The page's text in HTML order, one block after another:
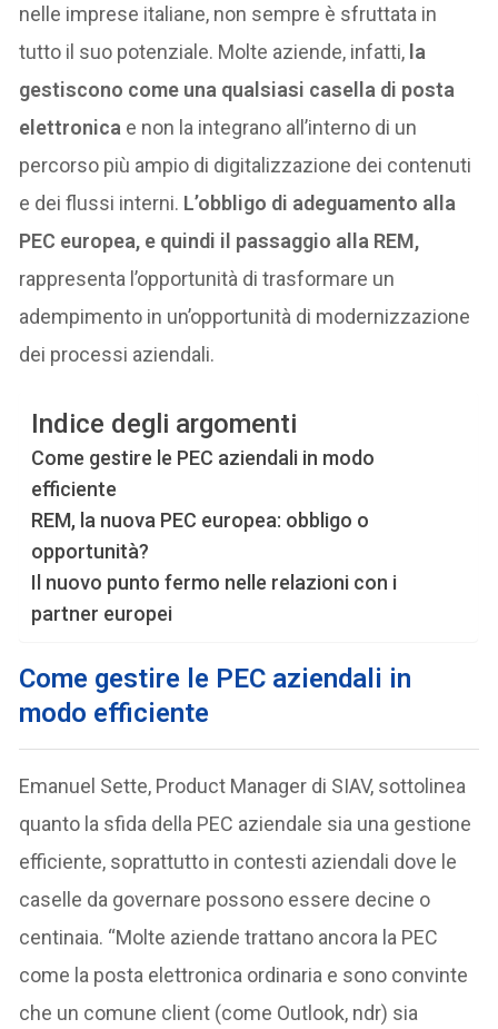
nelle imprese italiane, non sempre è sfruttata in
tutto il suo potenziale. Molte aziende, infatti, la
gestiscono come una qualsiasi casella di posta
elettronica e non la integrano all’interno di un
percorso più ampio di digitalizzazione dei contenuti
e dei flussi interni. L’obbligo di adeguamento alla
PEC europea, e quindi il passaggio alla REM,
rappresenta l’opportunità di trasformare un
adempimento in un’opportunità di modernizzazione
dei processi aziendali.
Indice degli argomenti
Come gestire le PEC aziendali in modo
efficiente
REM, la nuova PEC europea: obbligo o
opportunità?
Il nuovo punto fermo nelle relazioni con i
partner europei
Come gestire le PEC aziendali in
modo efficiente
Emanuel Sette, Product Manager di SIAV, sottolinea
quanto la sfida della PEC aziendale sia una gestione
efficiente, soprattutto in contesti aziendali dove le
caselle da governare possono essere decine o
centinaia. “Molte aziende trattano ancora la PEC
come la posta elettronica ordinaria e sono convinte
che un comune client (come Outlook, ndr) sia